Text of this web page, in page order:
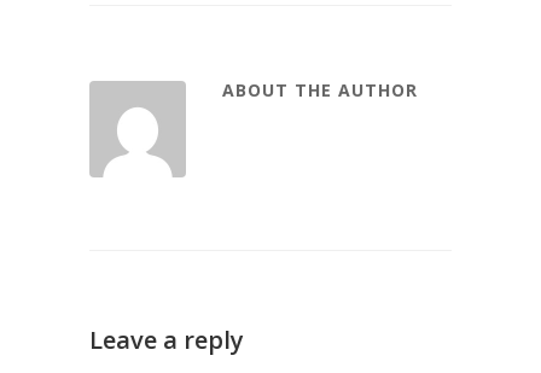
ABOUT THE AUTHOR
Leave a reply